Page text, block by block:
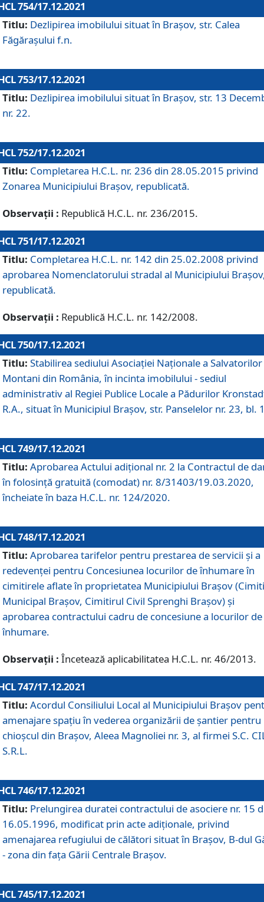
754/17.12.2021
Titlu: Dezlipirea imobilului situat în Brașov, str. Calea
Făgărașului f.n.
753/17.12.2021
Titlu: Dezlipirea imobilului situat în Brașov, str. 13
nr. 22.
752/17.12.2021
Titlu: Completarea H.C.L. nr. 236 din 28.05.2015 privind
Zonarea Municipiului Braşov, republicată.
Observații : Republică H.C.L. nr. 236/2015.
751/17.12.2021
Titlu: Completarea H.C.L. nr. 142 din 25.02.2008 privind
aprobarea Nomenclatorului stradal al Municipiului
republicată.
Observații : Republică H.C.L. nr. 142/2008.
750/17.12.2021
Titlu: Stabilirea sediului Asociației Naționale a Salvatorilor
Montani din România, în incinta imobilului - sediul
administrativ al Regiei Publice Locale a Pădurilor
R.A., situat în Municipiul Braşov, str. Panselelor nr. 23, bl.
749/17.12.2021
Titlu: Aprobarea Actului adițional nr. 2 la Contractul de
în folosință gratuită (comodat) nr. 8/31403/19.03.2020,
încheiate în baza H.C.L. nr. 124/2020.
748/17.12.2021
Titlu: Aprobarea tarifelor pentru prestarea de servicii şi a
redevenţei pentru Concesiunea locurilor de înhumare în
cimitirele aflate în proprietatea Municipiului Braşov
Municipal Braşov, Cimitirul Civil Sprenghi Braşov) şi
aprobarea contractului cadru de concesiune a locurilor de
înhumare.
Observații : Încetează aplicabilitatea H.C.L. nr. 46/2013.
747/17.12.2021
Titlu: Acordul Consiliului Local al Municipiului Braşov
amenajare spațiu în vederea organizării de șantier pentru
chioșcul din Brașov, Aleea Magnoliei nr. 3, al firmei S.C.
S.R.L.
746/17.12.2021
Titlu: Prelungirea duratei contractului de asociere nr. 15
16.05.1996, modificat prin acte adiționale, privind
amenajarea refugiului de călători situat în Brașov, B-dul
- zona din faţa Gării Centrale Brașov.
745/17.12.2021